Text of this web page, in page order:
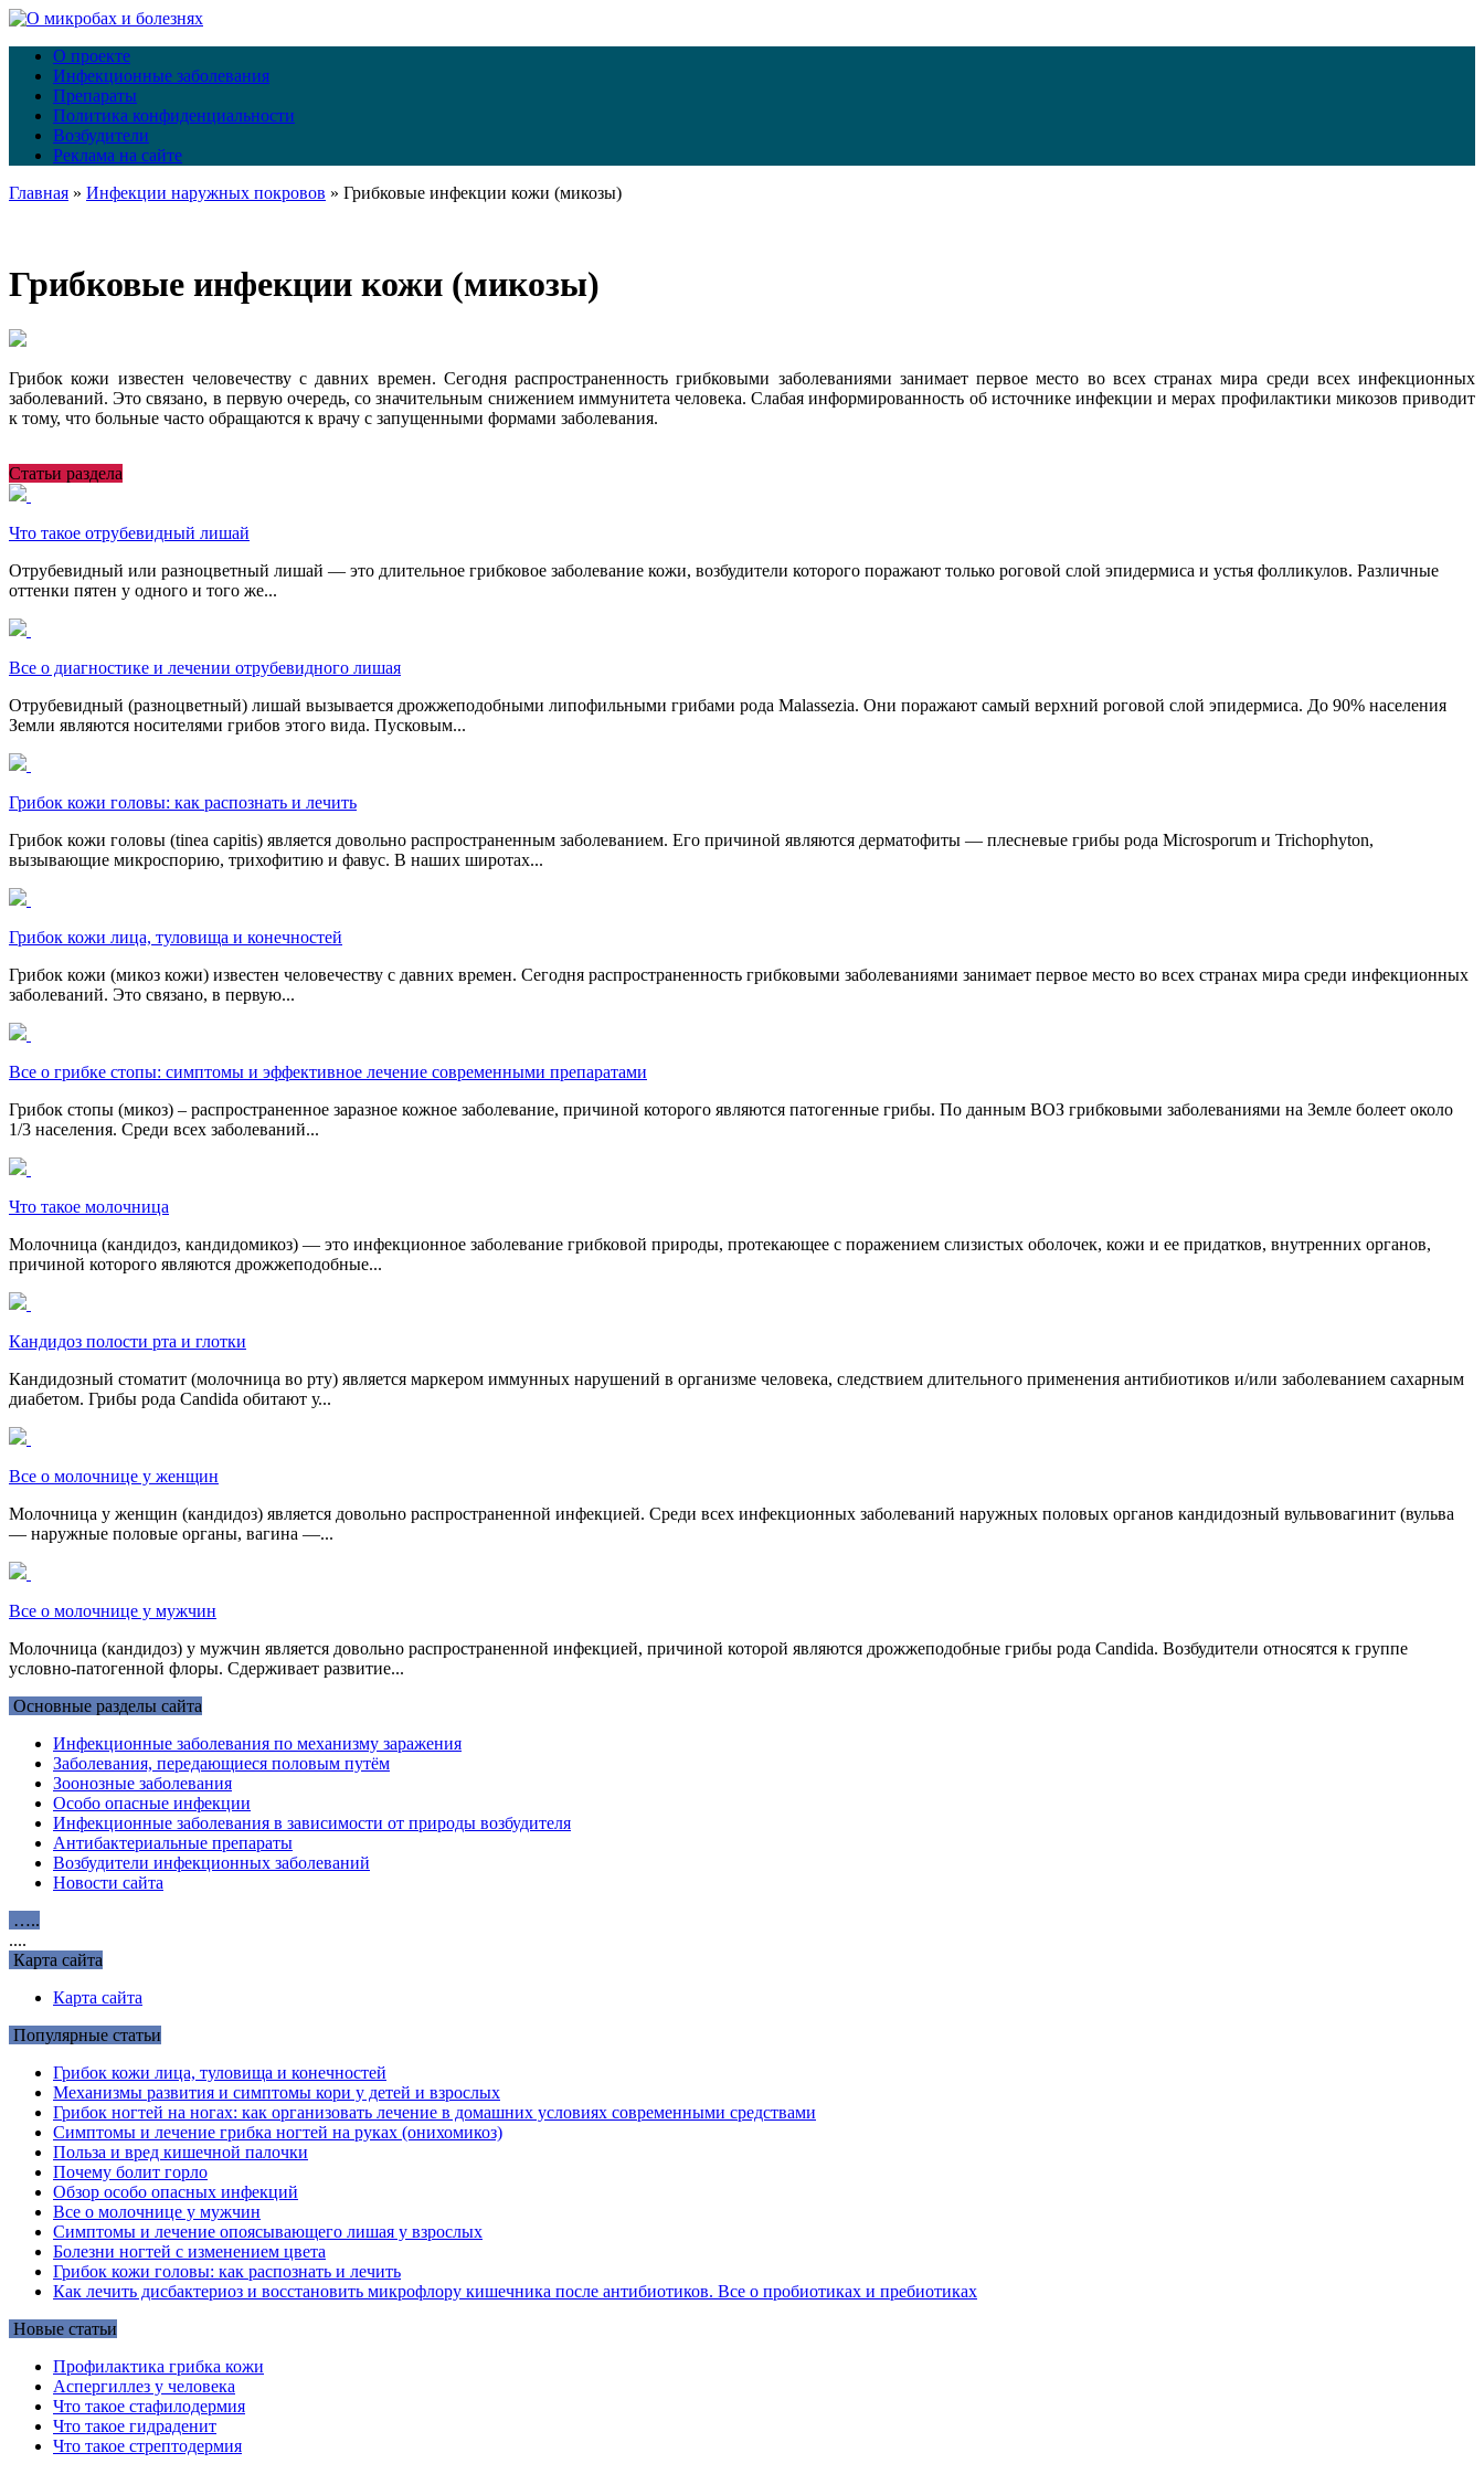
О проекте
Инфекционные заболевания
Препараты
Политика конфиденциальности
Возбудители
Реклама на сайте
Главная » Инфекции наружных покровов » Грибковые инфекции кожи (микозы)
Грибковые инфекции кожи (микозы)
Грибок кожи известен человечеству с давних времен. Сегодня распространенность грибковыми заболеваниями занимает первое место во всех странах мира среди всех инфекционных
заболеваний. Это связано, в первую очередь, со значительным снижением иммунитета человека. Слабая информированность об источнике инфекции и мерах профилактики микозов приводит
к тому, что больные часто обращаются к врачу с запущенными формами заболевания.
Статьи раздела
Что такое отрубевидный лишай
Отрубевидный или разноцветный лишай — это длительное грибковое заболевание кожи, возбудители которого поражают только роговой слой эпидермиса и устья фолликулов. Различные
оттенки пятен у одного и того же...
Все о диагностике и лечении отрубевидного лишая
Отрубевидный (разноцветный) лишай вызывается дрожжеподобными липофильными грибами рода Malassezia. Они поражают самый верхний роговой слой эпидермиса. До 90% населения
Земли являются носителями грибов этого вида. Пусковым...
Грибок кожи головы: как распознать и лечить
Грибок кожи головы (tinea capitis) является довольно распространенным заболеванием. Его причиной являются дерматофиты — плесневые грибы рода Microsporum и Trichophyton,
вызывающие микроспорию, трихофитию и фавус. В наших широтах...
Грибок кожи лица, туловища и конечностей
Грибок кожи (микоз кожи) известен человечеству с давних времен. Сегодня распространенность грибковыми заболеваниями занимает первое место во всех странах мира среди инфекционных
заболеваний. Это связано, в первую...
Все о грибке стопы: симптомы и эффективное лечение современными препаратами
Грибок стопы (микоз) – распространенное заразное кожное заболевание, причиной которого являются патогенные грибы. По данным ВОЗ грибковыми заболеваниями на Земле болеет около
1/3 населения. Среди всех заболеваний...
Что такое молочница
Молочница (кандидоз, кандидомикоз) — это инфекционное заболевание грибковой природы, протекающее с поражением слизистых оболочек, кожи и ее придатков, внутренних органов,
причиной которого являются дрожжеподобные...
Кандидоз полости рта и глотки
Кандидозный стоматит (молочница во рту) является маркером иммунных нарушений в организме человека, следствием длительного применения антибиотиков и/или заболеванием сахарным
диабетом. Грибы рода Candida обитают у...
Все о молочнице у женщин
Молочница у женщин (кандидоз) является довольно распространенной инфекцией. Среди всех инфекционных заболеваний наружных половых органов кандидозный вульвовагинит (вульва
— наружные половые органы, вагина —...
Все о молочнице у мужчин
Молочница (кандидоз) у мужчин является довольно распространенной инфекцией, причиной которой являются дрожжеподобные грибы рода Candida. Возбудители относятся к группе
условно-патогенной флоры. Сдерживает развитие...
Основные разделы сайта
Инфекционные заболевания по механизму заражения
Заболевания, передающиеся половым путём
Зоонозные заболевания
Особо опасные инфекции
Инфекционные заболевания в зависимости от природы возбудителя
Антибактериальные препараты
Возбудители инфекционных заболеваний
Новости сайта
…..
....
Карта сайта
Карта сайта
Популярные статьи
Грибок кожи лица, туловища и конечностей
Механизмы развития и симптомы кори у детей и взрослых
Грибок ногтей на ногах: как организовать лечение в домашних условиях современными средствами
Симптомы и лечение грибка ногтей на руках (онихомикоз)
Польза и вред кишечной палочки
Почему болит горло
Обзор особо опасных инфекций
Все о молочнице у мужчин
Симптомы и лечение опоясывающего лишая у взрослых
Болезни ногтей с изменением цвета
Грибок кожи головы: как распознать и лечить
Как лечить дисбактериоз и восстановить микрофлору кишечника после антибиотиков. Все о пробиотиках и пребиотиках
Новые статьи
Профилактика грибка кожи
Аспергиллез у человека
Что такое стафилодермия
Что такое гидраденит
Что такое стрептодермия